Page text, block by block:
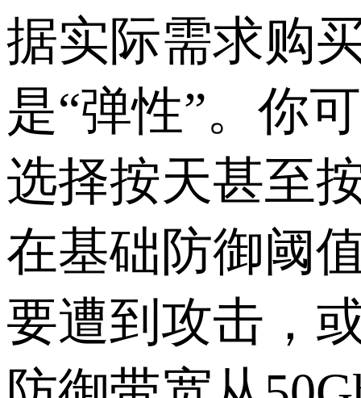
据实际需求购
是“弹性”。你
选择按天甚至
在基础防御阈
要遭到攻击，